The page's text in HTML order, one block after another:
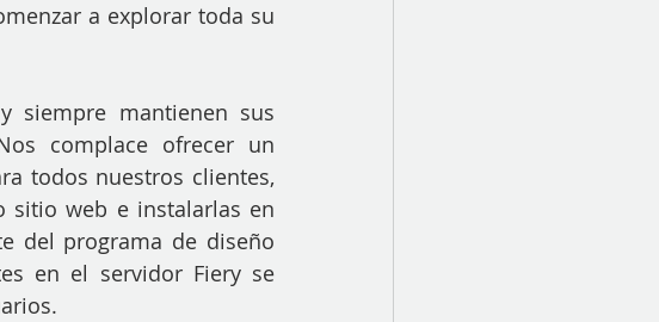
a explorar toda su
siempre mantienen sus
complace ofrecer un
todos nuestros clientes,
sitio web e instalarlas en
del programa de diseño
en el servidor Fiery se